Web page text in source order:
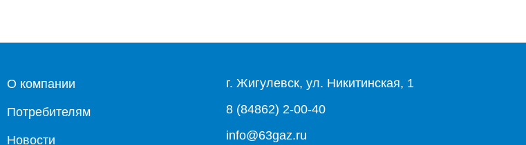
О компании
Потребителям
Новости
г. Жигулевск, ул. Никитинская, 1
8 (84862) 2-00-40
info@63gaz.ru